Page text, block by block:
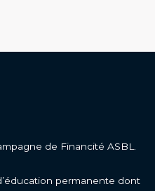
de Financité ASBL.
permanente dont